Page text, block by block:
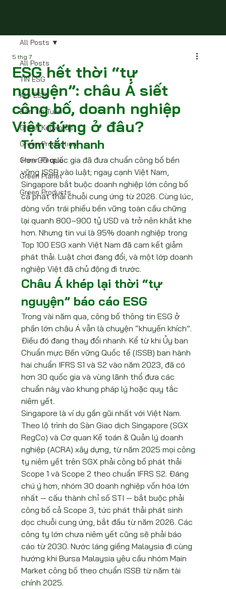
All Posts
TIN ESG
AI × ESG
Bản Tin Tuần
Green Keywords
Green Production
Green People
Green Planet
Green Products
All Posts
ESG hết thời “tự
nguyện”: châu Á siết
công bố, doanh nghiệp
Việt đứng ở đâu?
5 thg 7
Tóm tắt nhanh
Hơn 30 quốc gia đã đưa chuẩn công bố bền
vững ISSB vào luật; ngay cạnh Việt Nam,
Singapore bắt buộc doanh nghiệp lớn công bố
cả phát thải chuỗi cung ứng từ 2026. Cùng lúc,
dòng vốn trái phiếu bền vững toàn cầu chững
lại quanh 800–900 tỷ USD và trở nên khắt khe
hơn. Nhưng tin vui là 95% doanh nghiệp trong
Top 100 ESG xanh Việt Nam đã cam kết giảm
phát thải. Luật chơi đang đổi, và một lớp doanh
nghiệp Việt đã chủ động đi trước.
Châu Á khép lại thời “tự
nguyện” báo cáo ESG
Trong vài năm qua, công bố thông tin ESG ở
phần lớn châu Á vẫn là chuyện “khuyến khích”.
Điều đó đang thay đổi nhanh. Kể từ khi Ủy ban
Chuẩn mực Bền vững Quốc tế (ISSB) ban hành
hai chuẩn IFRS S1 và S2 vào năm 2023, đã có
hơn 30 quốc gia và vùng lãnh thổ đưa các
chuẩn này vào khung pháp lý hoặc quy tắc
niêm yết.
Singapore là ví dụ gần gũi nhất với Việt Nam.
Theo lộ trình do Sàn Giao dịch Singapore (SGX
RegCo) và Cơ quan Kế toán & Quản lý doanh
nghiệp (ACRA) xây dựng, từ năm 2025 mọi công
ty niêm yết trên SGX phải công bố phát thải
Scope 1 và Scope 2 theo chuẩn IFRS S2. Đáng
chú ý hơn, nhóm 30 doanh nghiệp vốn hóa lớn
nhất — cấu thành chỉ số STI — bắt buộc phải
công bố cả Scope 3, tức phát thải phát sinh
dọc chuỗi cung ứng, bắt đầu từ năm 2026. Các
công ty lớn chưa niêm yết cũng sẽ phải báo
cáo từ 2030. Nước láng giềng Malaysia đi cùng
hướng khi Bursa Malaysia yêu cầu nhóm Main
Market công bố theo chuẩn ISSB từ năm tài
chính 2025.